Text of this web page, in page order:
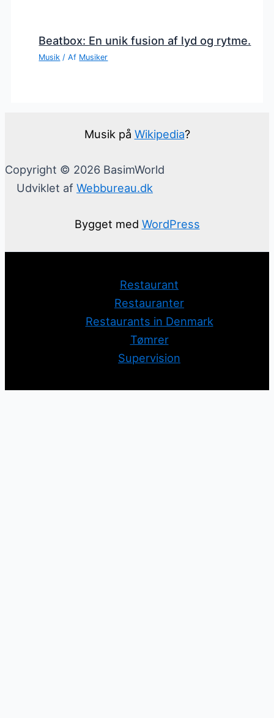
Beatbox: En unik fusion af lyd og rytme.
Musik / Af Musiker
Musik på Wikipedia?
Copyright © 2026 BasimWorld
Udviklet af Webbureau.dk
Bygget med WordPress
Restaurant
Restauranter
Restaurants in Denmark
Tømrer
Supervision